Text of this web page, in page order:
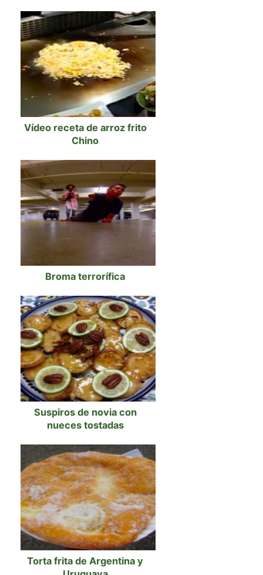
Vídeo receta de arroz frito
Chino
Broma terrorífica
Suspiros de novia con
nueces tostadas
Torta frita de Argentina y